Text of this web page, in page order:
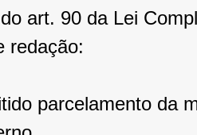
art. 90 da Lei
redação:
parcelamento da